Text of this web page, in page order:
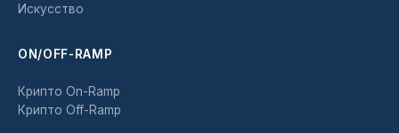
Искусство
ON/OFF-RAMP
Крипто On-Ramp
Крипто Off-Ramp